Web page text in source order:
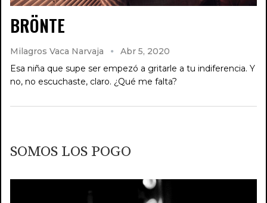
BRÖNTE
Milagros Vaca Narvaja
Abr 5, 2020
Esa niña que supe ser empezó a gritarle a tu indiferencia. Y
no, no escuchaste, claro. ¿Qué me falta?
SOMOS LOS POGO